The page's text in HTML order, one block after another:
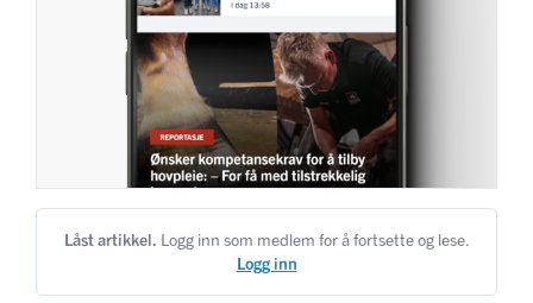
Låst artikkel. Logg inn som medlem for å fortsette og lese.
Logg inn